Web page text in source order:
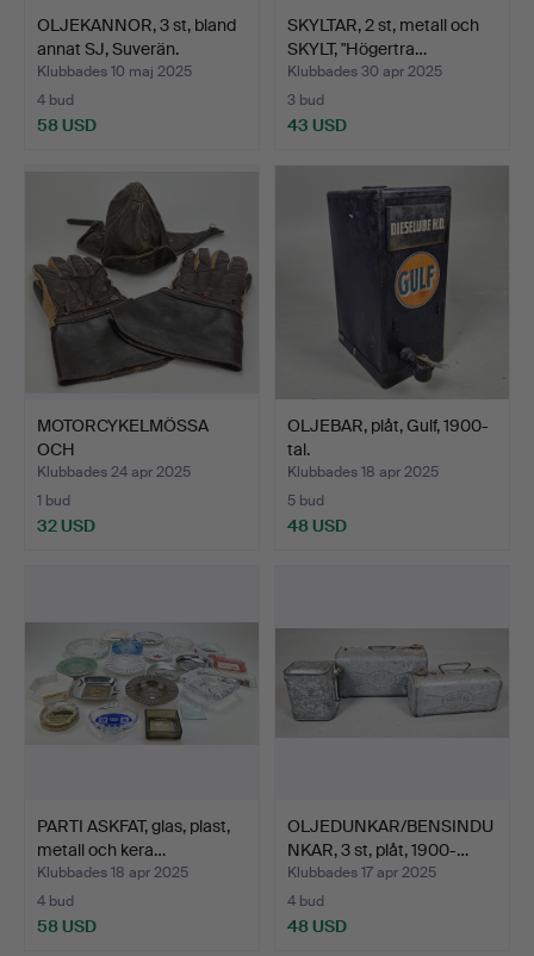
OLJEKANNOR, 3 st, bland
annat SJ, Suverän.
Klubbades 10 maj 2025
4 bud
58 USD
SKYLTAR, 2 st, metall och
SKYLT, "Högertra…
Klubbades 30 apr 2025
3 bud
43 USD
MOTORCYKELMÖSSA
OCH
MOTORCYKELHANDSKAR,
lä…
Klubbades 24 apr 2025
1 bud
32 USD
OLJEBAR, plåt, Gulf, 1900-
tal.
Klubbades 18 apr 2025
5 bud
48 USD
PARTI ASKFAT, glas, plast,
metall och kera…
Klubbades 18 apr 2025
4 bud
58 USD
OLJEDUNKAR/BENSINDU
NKAR, 3 st, plåt, 1900-…
Klubbades 17 apr 2025
4 bud
48 USD